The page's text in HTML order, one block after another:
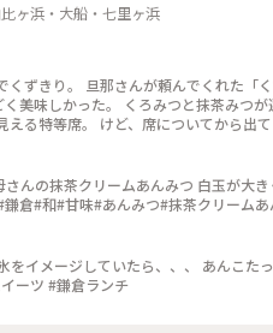
ヶ浜・大船・七里ヶ浜
くずきり。 旦那さんが頼んでくれた「
く美味しかった。 くろみつと抹茶みつ
える特等席。 けど、席についてから出
鎌倉#茶房雲母#白玉#おもちずき#Ayuのおやつ#はじめての
んの抹茶クリームあんみつ 白玉が大
倉#和#甘味#あんみつ#抹茶クリーム
をイメージしていたら、、、 あんこ
ーツ #鎌倉ランチ